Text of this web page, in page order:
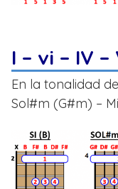
I – vi – IV –
En la tonalidad
Sol#m (G#m) –